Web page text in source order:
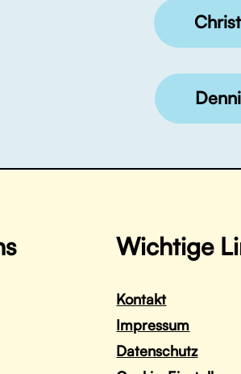
Wichtige
Kontakt
Impressum
Datenschutz